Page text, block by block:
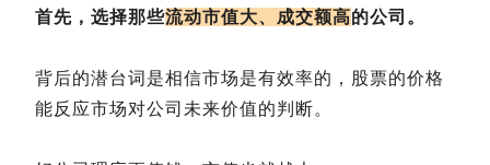
首先，选择那些流动市值大、成交额高的公司。
背后的潜台词是相信市场是有效率的，股票的价格
能反应市场对公司未来价值的判断。